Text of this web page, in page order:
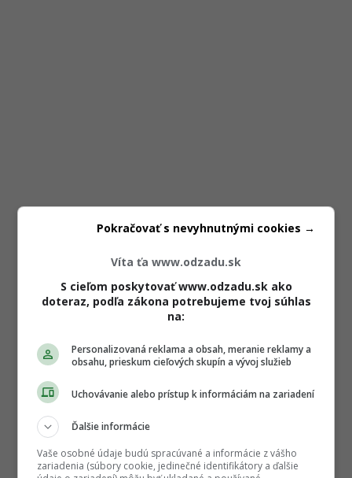
Víta ťa www.odzadu.sk
S cieľom poskytovať www.odzadu.sk ako
doteraz, podľa zákona potrebujeme tvoj súhlas
na:
Personalizovaná reklama a obsah, meranie reklamy a
obsahu, prieskum cieľových skupín a vývoj služieb
Uchovávanie alebo prístup k informáciám na zariadení
Ďalšie informácie
Vaše osobné údaje budú spracúvané a informácie z vášho
zariadenia (súbory cookie, jedinečné identifikátory a ďalšie
Pokračovať s nevyhnutnými cookies →